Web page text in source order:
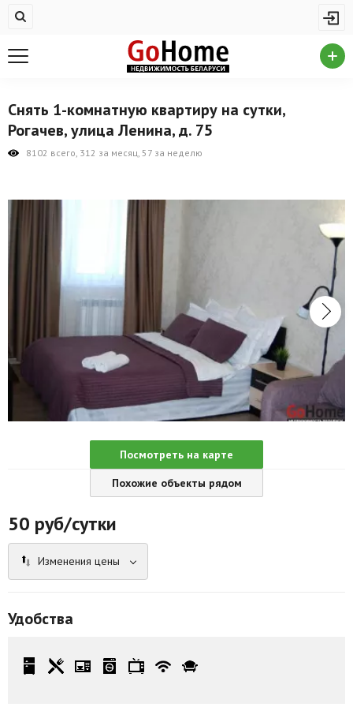
Купить квартиру
На сутки
Новостройки
Комерческая недвижимость
Продажа коммерческой недвижимости
Аренда коммерческой недвижимости
Другие разделы
Новости
Ремонт квартир
Грузовое такси
Способы оплаты
Снять 1-комнатную квартиру на сутки,
Рогачев, улица Ленина, д. 75
8102 всего, 312 за месяц, 57 за неделю
Посмотреть на карте
Похожие объекты рядом
50 руб/сутки
Изменения цены
Удобства